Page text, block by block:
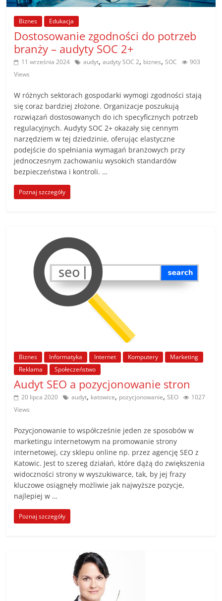
poradniki.
Porady
praktyczne
porady
wskazówki
poradniki
na
każdy
temat
Biznes Edukacja
Dostosowanie zgodności do potrzeb
branży – audyty SOC 2+
11 września 2024 audyt,audyty SOC 2, biznes,SOC
903
Views
W różnych sektorach gospodarki wymogi zgodności stają
się coraz bardziej złożone. Organizacje poszukują
rozwiązań dostosowanych do ich specyficznych potrzeb
regulacyjnych. Audyty SOC 2+ okazały się cennym
narzędziem w tej dziedzinie, oferując elastyczne
podejście do spełniania wymagań branżowych przy
jednoczesnym zachowaniu wysokich standardów
bezpieczeństwa i kontroli. …
Poznaj szczegóły
Biznes Informatyka Internet Komputery
Marketing
Reklama
Społeczeństwo
Audyt SEO a pozycjonowanie stron
20 lipca 2020 audyt, katowice, pozycjonowanie,SEO
1027
Views
Pozycjonowanie to współcześnie jeden ze sposobów w
marketingu internetowym na promowanie strony
internetowej, czy sklepu online np. przez agencję SEO z
Katowic. Jest to szereg działań, które dążą do zwiększenia
widoczności strony w wyszukiwarce, tak, by jej frazy
kluczowe osiągnęły możliwie jak najwyższe pozycje,
najlepiej w …
Poznaj szczegóły